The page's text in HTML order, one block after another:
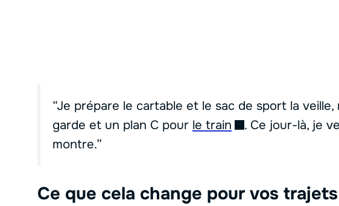
“Je prépare le cartable et le sac de sport la
garde et un plan C pour le train
. Ce jour-là, je
montre.”
Ce que cela change pour vos trajets